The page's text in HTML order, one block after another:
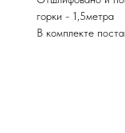
горки - 1,5метра
В комплекте